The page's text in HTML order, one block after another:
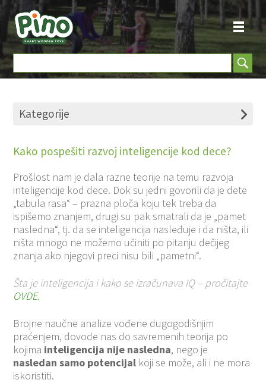
Kategorije
Kako pospešiti razvoj inteligencije kod dece?
Prošlost nam je dala razne teorije na temu razvoja
inteligencije kod dece. Dok su jedni govorili da je dete
„tabula rasa“ – prazna ploča koju tek treba da
ispišemo znanjem, drugi su pak smatrali da je „pamet
nasledna“, tj. da se inteligencija nasleđuje i da ništa, ili
ništa mnogo ne možemo učiniti po pitanju dečijeg
znanja ako njegovi preci nisu bili „pametni“.
Šta je inteligencija i kako se izračunava IQ – pročitajte
OVDE.
Brojne naučne analize vođene dugogodišnjim
praćenjem, dovode nas do savremenih teorija po
kojima inteligencija nije nasledna, nego je
nasledan samo potencijal koji se može, ali i ne mora
iskoristiti.